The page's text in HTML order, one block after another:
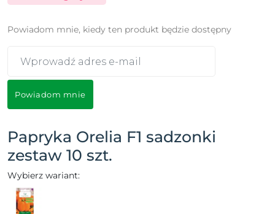
Powiadom mnie, kiedy ten produkt będzie dostępny
Powiadom mnie
Papryka Orelia F1 sadzonki
zestaw 10 szt.
Wybierz wariant: